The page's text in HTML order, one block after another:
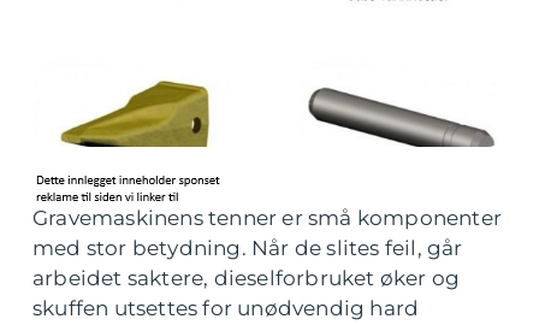
Gravemaskinens tenner er små komponenter
med stor betydning. Når de slites feil, går
arbeidet saktere, dieselforbruket øker og
skuffen utsettes for unødvendig hard